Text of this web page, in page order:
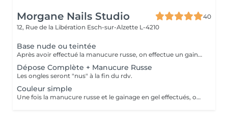
Morgane Nails Studio
40
12, Rue de la Libération Esch-sur-Alzette L-4210
Base nude ou teintée
Après avoir effectué la manucure russe, on effectue un gainage sur l'ongle naturel à l'aide d'un gel qui peut être soit nude (naturel) soit teinté (blanc laiteux, rosé, pailleté ). On ne posera pas de couleur au dessus du gel ni de nail art pour cette prestation
Dépose Complète + Manucure Russe
Les ongles seront "nus" à la fin du rdv.
Couleur simple
Une fois la manucure russe et le gainage en gel effectués, on applique une (ou plusieurs) couleur(s) en fonction de vos envies. pailleté ). Cette prestation ne comporte pas de nail art